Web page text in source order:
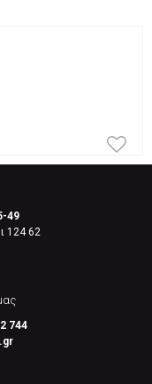
49
124 62
744